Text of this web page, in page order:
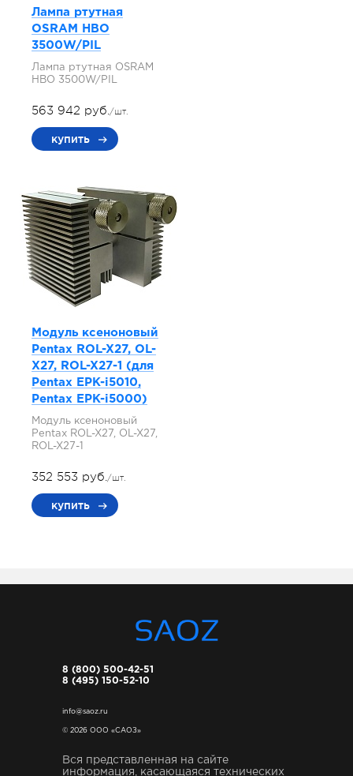
Лампа ртутная
OSRAM HBO
3500W/PIL
Лампа ртутная OSRAM
HBO 3500W/PIL
563 942 руб./шт.
купить
Модуль ксеноновый
Pentax ROL-X27, OL-
X27, ROL-X27-1 (для
Pentax EPK-i5010,
Pentax EPK-i5000)
Модуль ксеноновый
Pentax ROL-X27, OL-X27,
ROL-X27-1
352 553 руб./шт.
купить
8 (800) 500-42-51
8 (495) 150-52-10
info@saoz.ru
© 2026 ООО «САОЗ»
Вся представленная на сайте
информация, касающаяся технических